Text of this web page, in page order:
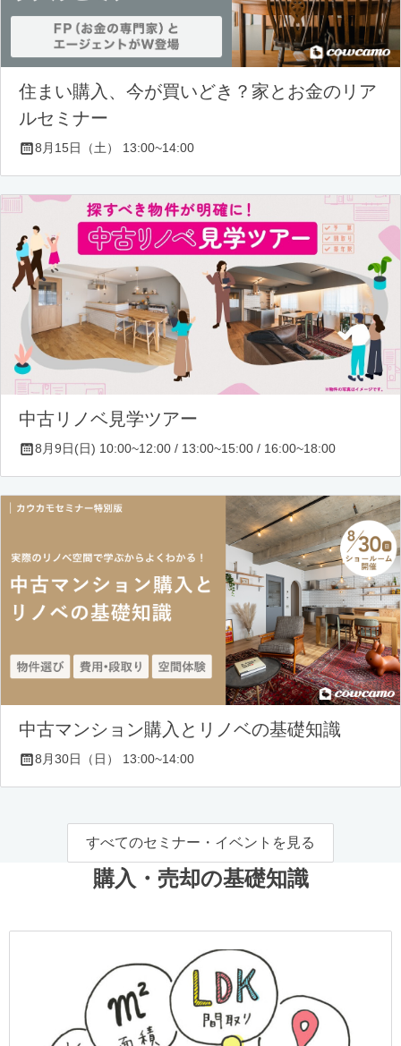
住まい購入、今が買いどき？家とお金のリア
ルセミナー
8月15日（土） 13:00~14:00
中古リノベ見学ツアー
8月9日(日) 10:00~12:00 / 13:00~15:00 / 16:00~18:00
中古マンション購入とリノベの基礎知識
8月30日（日） 13:00~14:00
すべてのセミナー・イベントを見る
購入・売却の基礎知識